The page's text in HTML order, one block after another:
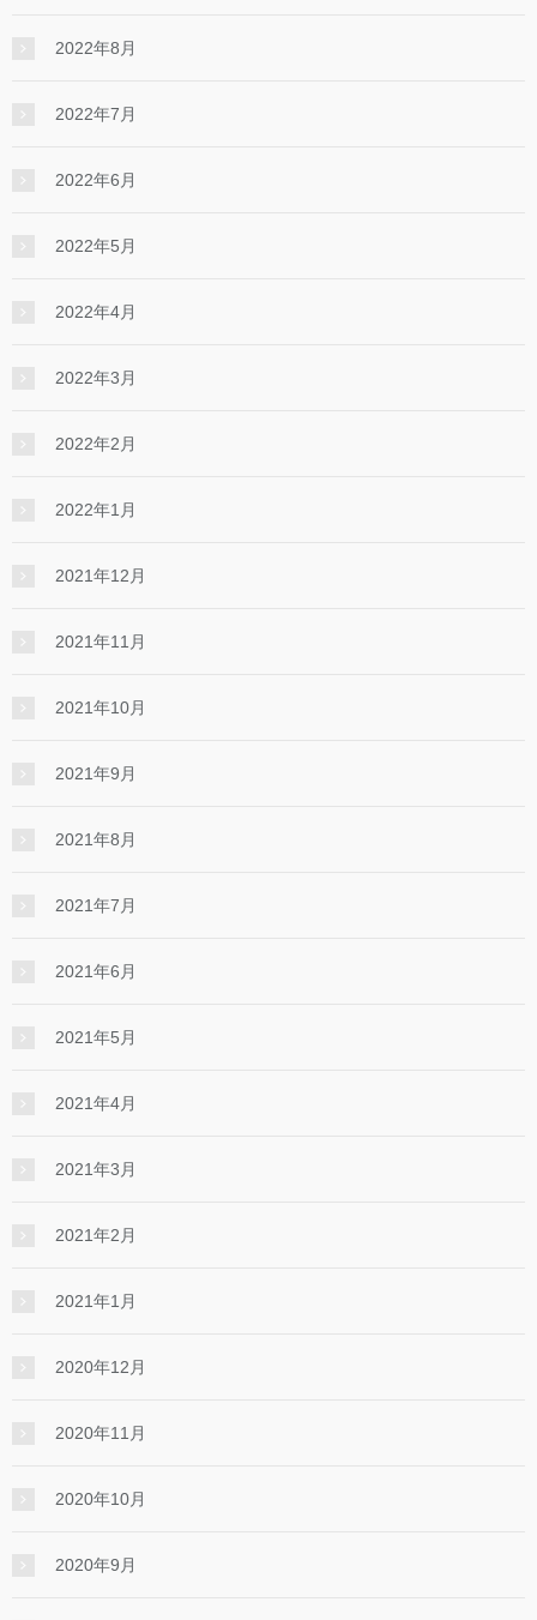
2022年8月
2022年7月
2022年6月
2022年5月
2022年4月
2022年3月
2022年2月
2022年1月
2021年12月
2021年11月
2021年10月
2021年9月
2021年8月
2021年7月
2021年6月
2021年5月
2021年4月
2021年3月
2021年2月
2021年1月
2020年12月
2020年11月
2020年10月
2020年9月